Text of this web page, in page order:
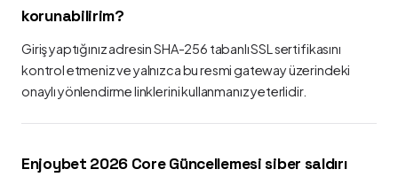
korunabilirim?
Giriş yaptığınız adresin SHA-256 tabanlı SSL sertifikasını
kontrol etmeniz ve yalnızca bu resmi gateway üzerindeki
onaylı yönlendirme linklerini kullanmanız yeterlidir.
Enjoybet 2026 Core Güncellemesi siber saldırı